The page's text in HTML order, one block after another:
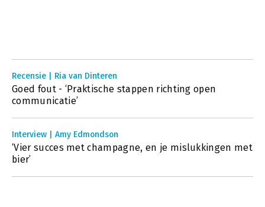
Recensie | Ria van Dinteren
Goed fout - ‘Praktische stappen richting open
communicatie’
Interview | Amy Edmondson
‘Vier succes met champagne, en je mislukkingen met
bier’